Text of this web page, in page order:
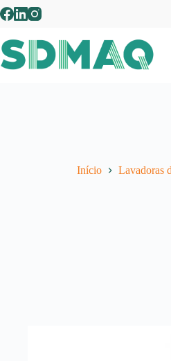
Pular
para
conteúdo
Início Lavadoras